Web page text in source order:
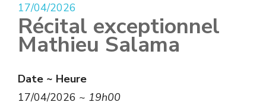
17/04/2026
Récital exceptionnel
Mathieu Salama
Date ~ Heure
17/04/2026 ~ 19h00